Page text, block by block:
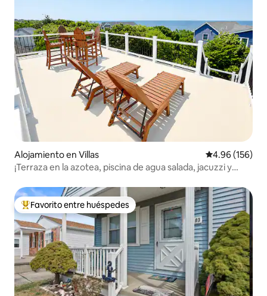
Alojamiento en Villas Calificación
4.96 (156)
¡Terraza en la azotea, piscina de agua salada, jacuzzi y
Favorito entre huéspedes preferido
Favorito entre huéspedes